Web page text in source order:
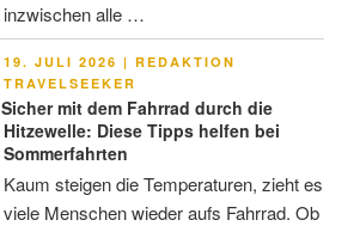
inzwischen alle …
VERÖFFENTLICHT
AM
19. JULI 2026 | REDAKTION
TRAVELSEEKER
Sicher mit dem Fahrrad durch die
Hitzewelle: Diese Tipps helfen bei
Sommerfahrten
Kaum steigen die Temperaturen, zieht es
viele Menschen wieder aufs Fahrrad. Ob